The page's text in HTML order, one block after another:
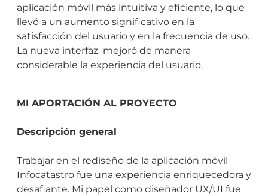
aplicación móvil más intuitiva y eficiente, lo que
llevó a un aumento significativo en la
satisfacción del usuario y en la frecuencia de uso.
La nueva interfaz mejoró de manera
considerable la experiencia del usuario.
MI APORTACIÓN AL PROYECTO
Descripción general
Trabajar en el rediseño de la aplicación móvil
Infocatastro fue una experiencia enriquecedora y
desafiante. Mi papel como diseñador UX/UI fue